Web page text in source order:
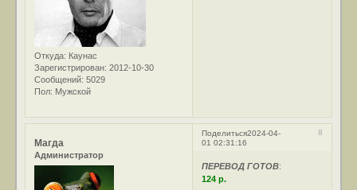
Откуда: Каунас
Зарегистрирован: 2012-10-30
Сообщений: 5029
Пол: Мужской
Поделиться 8
2024-04-
01 02:31:16
Магда
Администратор
ПЕРЕВОД ГОТОВ:
124 р.